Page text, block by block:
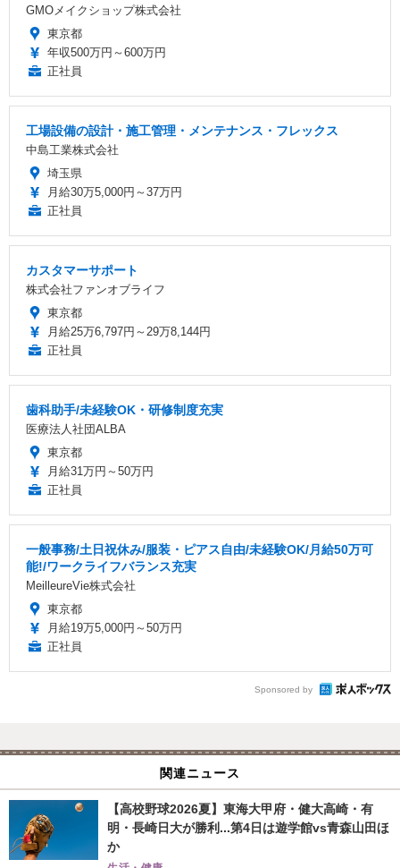
GMOメイクショップ株式会社
東京都
年収500万円～600万円
正社員
工場設備の設計・施工管理・メンテナンス・フレックス
中島工業株式会社
埼玉県
月給30万5,000円～37万円
正社員
カスタマーサポート
株式会社ファンオブライフ
東京都
月給25万6,797円～29万8,144円
正社員
歯科助手/未経験OK・研修制度充実
医療法人社団ALBA
東京都
月給31万円～50万円
正社員
一般事務/土日祝休み/服装・ピアス自由/未経験OK/月給50万可
能!/ワークライフバランス充実
MeilleureVie株式会社
東京都
月給19万5,000円～50万円
正社員
Sponsored by
関連ニュース
【高校野球2026夏】東海大甲府・健大高崎・有
明・長崎日大が勝利...第4日は遊学館vs青森山田ほ
か